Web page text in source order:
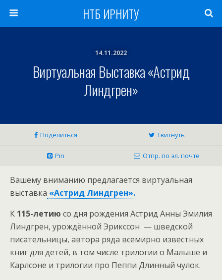
НТБ ИРНИТУ
14.11.2022
Виртуальная Выставка «Астрид
Линдгрен»
Поделиться Твитнуть
Pin Отпр. по эл. почте
Вашему вниманию предлагается виртуальная
выставка «Астрид Линдгрен».
К 115-летию со дня рождения Астрид Анны Эмилия
Линдгрен, урождённой Эрикссон — шведской
писательницы, автора ряда всемирно известных
книг для детей, в том числе трилогии о Малыше и
Карлсоне и трилогии про Пеппи Длинный чулок.